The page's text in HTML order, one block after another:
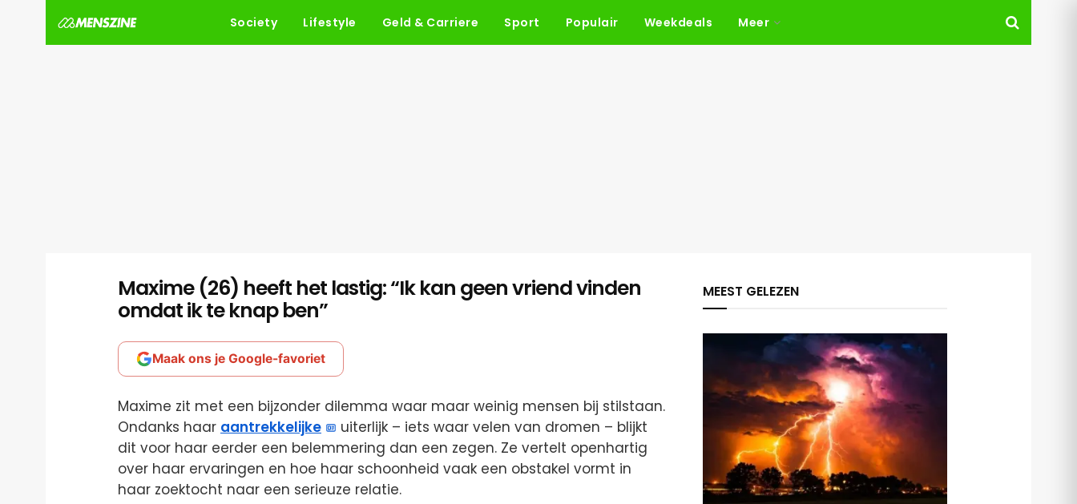
Society Lifestyle Geld & Carriere Sport Populair Weekdeals Meer
Maxime (26) heeft het lastig: “Ik kan geen vriend vinden
omdat ik te knap ben”
Maak ons je Google-favoriet
Maxime zit met een bijzonder dilemma waar maar weinig mensen bij stilstaan.
Ondanks haar aantrekkelijke
uiterlijk – iets waar velen van dromen – blijkt
dit voor haar eerder een belemmering dan een zegen. Ze vertelt openhartig
over haar ervaringen en hoe haar schoonheid vaak een obstakel vormt in
haar zoektocht naar een serieuze relatie.
MEEST GELEZEN